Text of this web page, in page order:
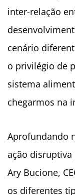
inter-relação
cenário
o privilégio de
sistema
chegarmos na
Aprofundando
ação disruptiva
Ary Bucione,
os diferentes